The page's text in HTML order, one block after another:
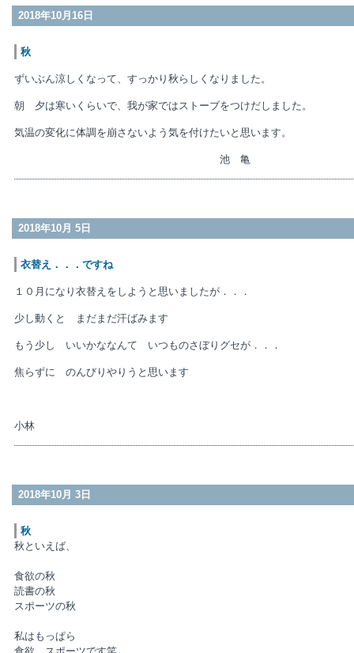
2018年10月16日
秋
ずいぶん涼しくなって、すっかり秋らしくなりました。
朝 夕は寒いくらいで、我が家ではストーブをつけだしました。
気温の変化に体調を崩さないよう気を付けたいと思います。
池 亀
2018年10月 5日
衣替え．．．ですね
１０月になり衣替えをしようと思いましたが．．．
少し動くと まだまだ汗ばみます
もう少し いいかななんて いつものさぼりグセが．．．
焦らずに のんびりやりうと思います
小林
2018年10月 3日
秋
秋といえば、
食欲の秋
読書の秋
スポーツの秋
私はもっぱら